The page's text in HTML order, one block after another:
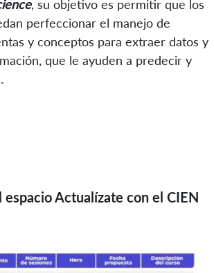
, su objetivo es permitir que los
perfeccionar el manejo de
y conceptos para extraer datos y
que le ayuden a predecir y
Actualízate con el CIEN